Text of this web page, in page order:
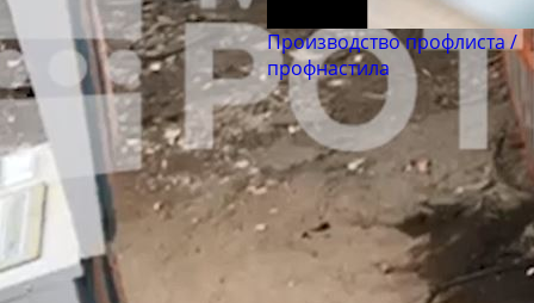
Труба бесшовная 351
Труба бесшовная 377
Труба бесшовная 402
Труба бесшовная 426
Труба бесшовная 450
Труба бесшовная 480
Труба бесшовная 530
Труба бесшовная 550
Производство профлиста /
профнастила